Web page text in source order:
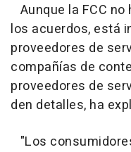
Aunque la FCC
los acuerdos, está
proveedores de
compañías de
proveedores de
den detalles, ha
"Los